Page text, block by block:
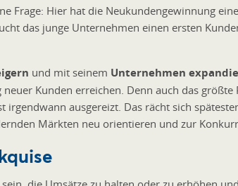
Frage: Hier hat die Neukundengewinnung
das junge Unternehmen einen ersten
und mit seinem Unternehmen
Kunden erreichen. Denn auch das größte
irgendwann ausgereizt. Das rächt sich
Märkten neu orientieren und zur